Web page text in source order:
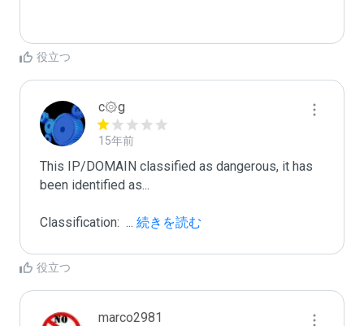
役立つ
c۞g
15年前
This IP/DOMAIN classified as dangerous, it has
been identified as...
Classification: ... 続きを読む
役立つ
marco2981